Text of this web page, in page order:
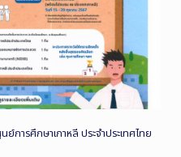
การศึกษาเกาหลี ประจำประเทศไทย